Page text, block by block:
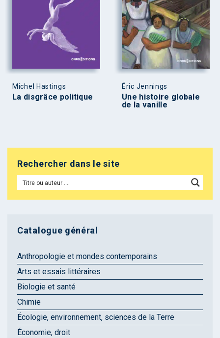
Michel Hastings
La disgrâce politique
Éric Jennings
Une histoire globale
de la vanille
Rechercher dans le site
Catalogue général
Anthropologie et mondes contemporains
Arts et essais littéraires
Biologie et santé
Chimie
Écologie, environnement, sciences de la Terre
Économie, droit